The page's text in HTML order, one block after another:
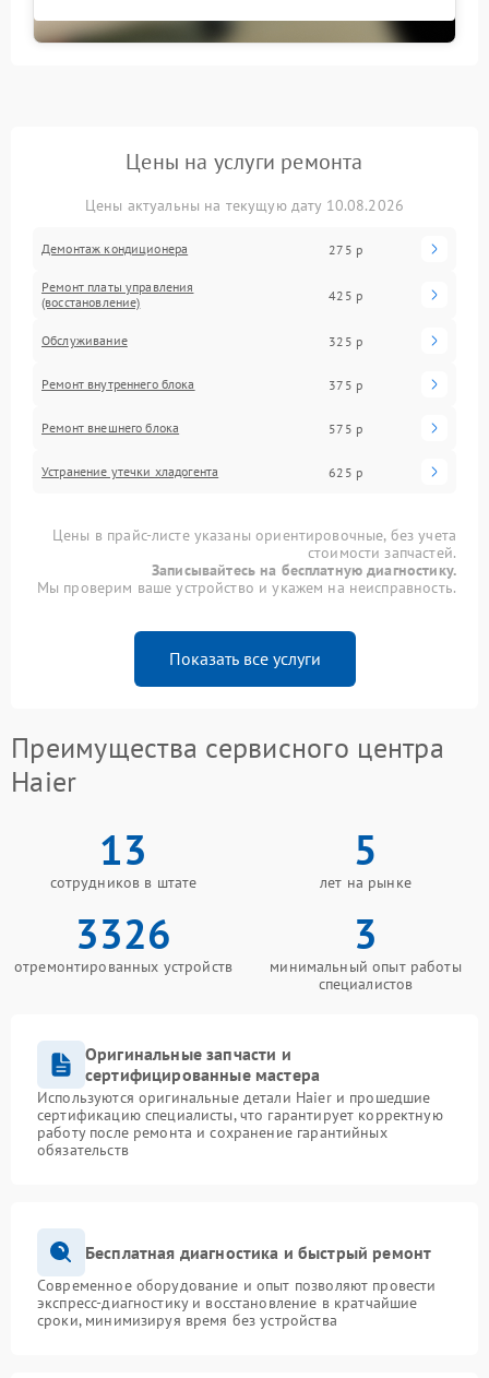
Цены на услуги ремонта
Цены актуальны на текущую дату 10.08.2026
Демонтаж кондиционера 275 р
Ремонт платы управления
(восстановление)
425 р
Обслуживание 325 р
Ремонт внутреннего блока 375 р
Ремонт внешнего блока 575 р
Устранение утечки хладогента 625 р
Цены в прайс-листе указаны ориентировочные, без учета
стоимости запчастей.
Записывайтесь на бесплатную диагностику.
Мы проверим ваше устройство и укажем на неисправность.
Показать все услуги
Преимущества сервисного центра
Haier
13
сотрудников в штате
5
лет на рынке
3326
отремонтированных устройств
3
минимальный опыт работы
специалистов
Оригинальные запчасти и
сертифицированные мастера
Используются оригинальные детали Haier и прошедшие
сертификацию специалисты, что гарантирует корректную
работу после ремонта и сохранение гарантийных
обязательств
Бесплатная диагностика и быстрый ремонт
Современное оборудование и опыт позволяют провести
экспресс-диагностику и восстановление в кратчайшие
сроки, минимизируя время без устройства